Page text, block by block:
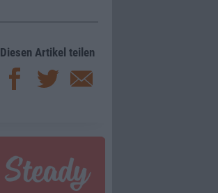
Diesen Artikel teilen